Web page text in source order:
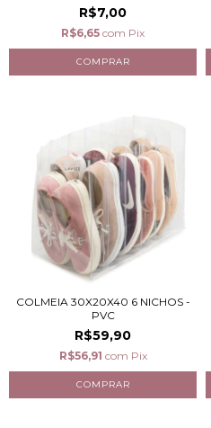
R$7,00
R$6,65 com Pix
COLMEIA 30X20X40 6 NICHOS -
PVC
R$59,90
R$56,91 com Pix